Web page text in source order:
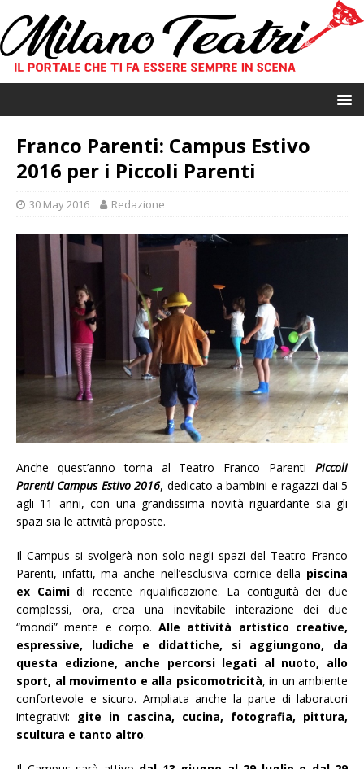
Franco Parenti: Campus Estivo
2016 per i Piccoli Parenti
30 May 2016 Redazione
Anche quest’anno torna al Teatro Franco Parenti Piccoli
Parenti Campus Estivo 2016, dedicato a bambini e ragazzi dai 5
agli 11 anni, con una grandissima novità riguardante sia gli
spazi sia le attività proposte.
Il Campus si svolgerà non solo negli spazi del Teatro Franco
Parenti, infatti, ma anche nell’esclusiva cornice della piscina
ex Caimidi recente riqualificazione. La contiguità dei due
complessi, ora, crea una inevitabile interazione dei due
“mondi” mente e corpo.Alle attività artistico creative,
espressive, ludiche e didattiche, si aggiungono, da
questa edizione, anche percorsi legati al nuoto, allo
sport, al movimento e alla psicomotricità, in un ambiente
confortevole e sicuro. Ampliata anche la parte di laboratori
integrativi: gite in cascina, cucina, fotografia, pittura,
scultura e tanto altro.